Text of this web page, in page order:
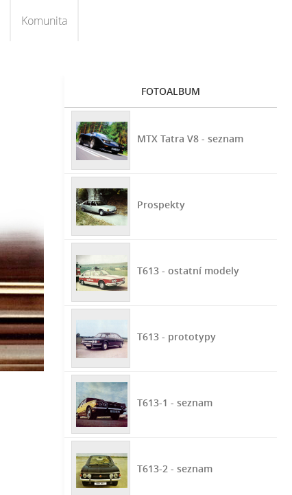
Komunita
FOTOALBUM
MTX Tatra V8 - seznam
Prospekty
T613 - ostatní modely
T613 - prototypy
T613-1 - seznam
T613-2 - seznam